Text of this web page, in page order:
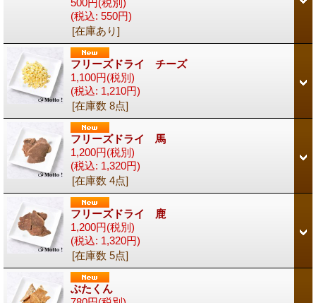
(税込: 550円)
[在庫あり]
フリーズドライ チーズ
1,100円(税別)
(税込: 1,210円)
[在庫数 8点]
フリーズドライ 馬
1,200円(税別)
(税込: 1,320円)
[在庫数 4点]
フリーズドライ 鹿
1,200円(税別)
(税込: 1,320円)
[在庫数 5点]
ぶたくん